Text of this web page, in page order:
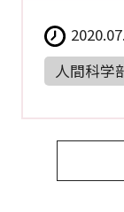
人間科学